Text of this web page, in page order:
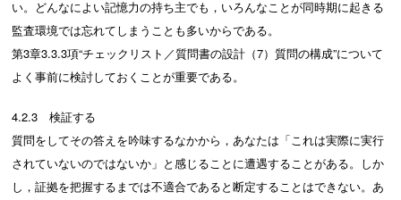
い。どんなによい記憶力の持ち主でも，いろんなことが同時期に起きる
監査環境では忘れてしまうことも多いからである。
第3章3.3.3項“チェックリスト／質問書の設計（7）質問の構成”について
よく事前に検討しておくことが重要である。
4.2.3 検証する
質問をしてその答えを吟味するなかから，あなたは「これは実際に実行
されていないのではないか」と感じることに遭遇することがある。しか
し，証拠を把握するまでは不適合であると断定することはできない。あ